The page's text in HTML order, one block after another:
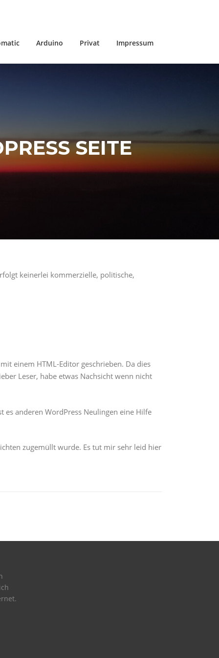
Arduino Privat Impressum
SEITE
keinerlei kommerzielle, politische,
einem HTML-Editor geschrieben. Da dies
Leser, habe etwas Nachsicht wenn nicht
anderen WordPress Neulingen eine Hilfe
zugemüllt wurde. Es tut mir sehr leid hier